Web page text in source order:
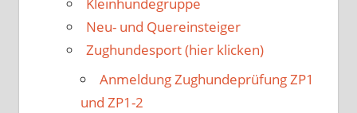
Neu- und Quereinsteiger
Zughundesport (hier klicken)
Anmeldung Zughundeprüfung ZP1
und ZP1-2